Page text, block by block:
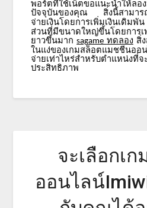
พอร์ตที่ใช้เน็ตขอแนะนำให้ลอ
ปัจจุบันของคุณ
สิ่งนี้สามาร
จ่ายเงินโดยการเพิ่มเงินเดิมพัน
ส่วนที่มีขนาดใหญ่ขึ้นโดยการเ
ยาวขึ้นมาก sagame ทดลอง สิ่
ในแง่ของเกมสล็อตแมชชีนออ
จ่ายเท่าไหร่สำหรับตำแหน่งที่จ
ประสิทธิภาพ
จะเลือกเ
ออนไลน์